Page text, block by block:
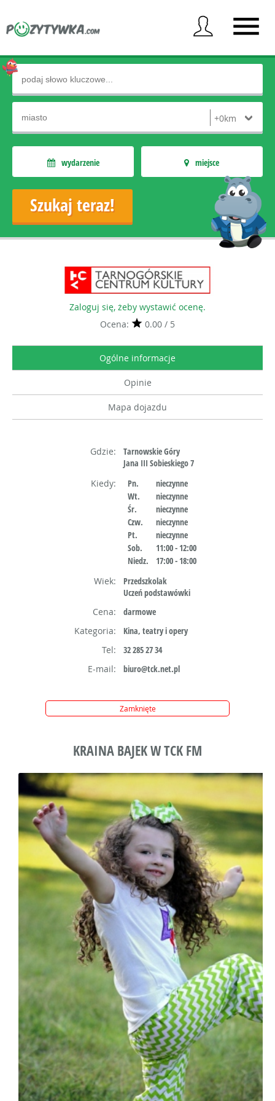
wydarzenie miejsce
Zaloguj się, żeby wystawić ocenę.
Ocena:
0.00 / 5
Ogólne informacje
Opinie
Mapa dojazdu
Gdzie:
Tarnowskie Góry
Jana III Sobieskiego 7
Kiedy:
Pn.
nieczynne
Wt.
nieczynne
Śr.
nieczynne
Czw.
nieczynne
Pt.
nieczynne
Sob.
11:00 - 12:00
Niedz.
17:00 - 18:00
Wiek:
Przedszkolak
Uczeń podstawówki
Cena:
darmowe
Kategoria:
Kina, teatry i opery
Tel:
32 285 27 34
E-mail:
biuro@tck.net.pl
Zamknięte
KRAINA BAJEK W TCK FM